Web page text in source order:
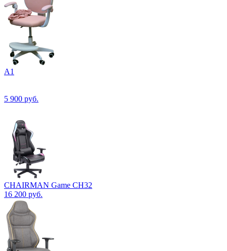
А1
5 900 руб.
CHAIRMAN Game CH32
16 200 руб.